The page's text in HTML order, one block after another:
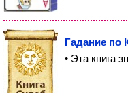
Гадание по
• Эта книга